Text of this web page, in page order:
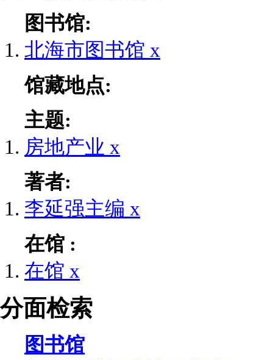
图书馆:
北海市图书馆 x
馆藏地点:
主题:
房地产业 x
著者:
李延强主编 x
在馆 :
在馆 x
分面检索
图书馆